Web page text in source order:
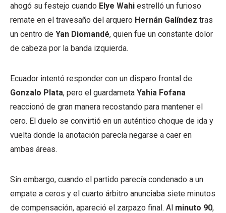
ahogó su festejo cuando Elye Wahi estrelló un furioso
remate en el travesaño del arquero Hernán Galíndez tras
un centro de Yan Diomandé, quien fue un constante dolor
de cabeza por la banda izquierda.
Ecuador intentó responder con un disparo frontal de
Gonzalo Plata, pero el guardameta Yahia Fofana
reaccionó de gran manera recostando para mantener el
cero. El duelo se convirtió en un auténtico choque de ida y
vuelta donde la anotación parecía negarse a caer en
ambas áreas.
Sin embargo, cuando el partido parecía condenado a un
empate a ceros y el cuarto árbitro anunciaba siete minutos
de compensación, apareció el zarpazo final. Al minuto 90,